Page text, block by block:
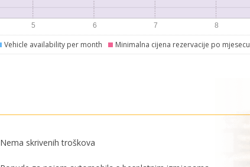
Vehicle availability per month Minimalna cijena rezervacije po mjesecu
Nema skrivenih troškova